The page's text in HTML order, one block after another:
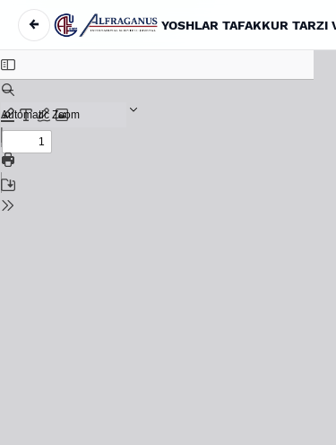
←
Maqola tafsilotlariga qaytish
YOSHLAR TAFAKKUR TARZI